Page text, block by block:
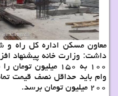
معاون مسکن اداره کل راه و
داشت: وزارت خانه پیشنهاد
۱۰۰ به ۱۵۰ میلیون
وام باید حداقل نصف قیمت
۲۰۰ میلیون تومان برسد.